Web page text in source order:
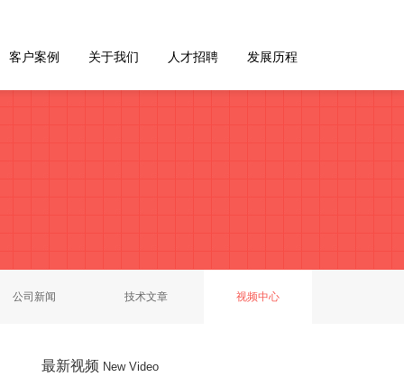
客户案例 关于我们 人才招聘 发展历程
公司新闻 技术文章 视频中心
最新视频 New Video